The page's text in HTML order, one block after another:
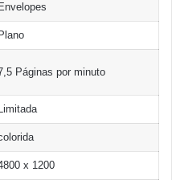
Envelopes
Plano
Páginas por minuto
Limitada
x 1200